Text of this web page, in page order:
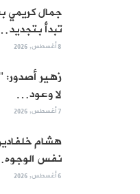
جمال كريمي
تبدأ
8 أغسطس, 2026
زهير أصدور:
لا وعود…
7 أغسطس, 2026
هشام
نفس
6 أغسطس, 2026